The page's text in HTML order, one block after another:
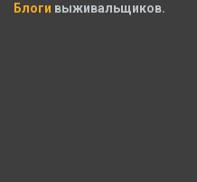
Блоги выживальщиков.